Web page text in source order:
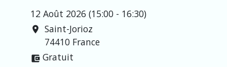
12 Août 2026 (15:00 - 16:30)
location_on Saint-Jorioz
74410 France
account_balance_wallet Gratuit